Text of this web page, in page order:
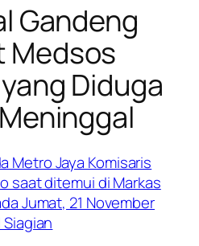
Gandeng
Medsos
Diduga